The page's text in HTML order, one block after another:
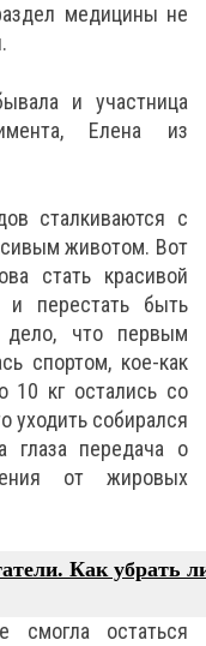
медицины не
и участница
Елена из
сталкиваются с
животом. Вот
стать красивой
перестать быть
дело, что первым
спортом, кое-как
10 кг остались со
уходить собирался
глаза передача о
от жировых
Как убрать
остаться